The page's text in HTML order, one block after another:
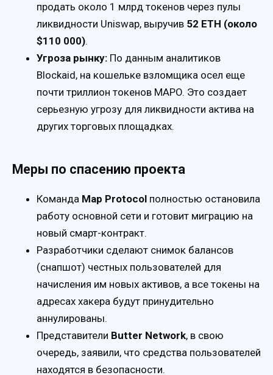
продать около 1 млрд токенов через пулы
ликвидности Uniswap, выручив 52 ETH (около
$110 000).
Угроза рынку: По данным аналитиков
Blockaid, на кошельке взломщика осел еще
почти триллион токенов MAPO. Это создает
серьезную угрозу для ликвидности актива на
других торговых площадках.
Меры по спасению проекта
Команда Map Protocol полностью остановила
работу основной сети и готовит миграцию на
новый смарт-контракт.
Разработчики сделают снимок балансов
(снапшот) честных пользователей для
начисления им новых активов, а все токены на
адресах хакера будут принудительно
аннулированы.
Представители Butter Network, в свою
очередь, заявили, что средства пользователей
находятся в безопасности.